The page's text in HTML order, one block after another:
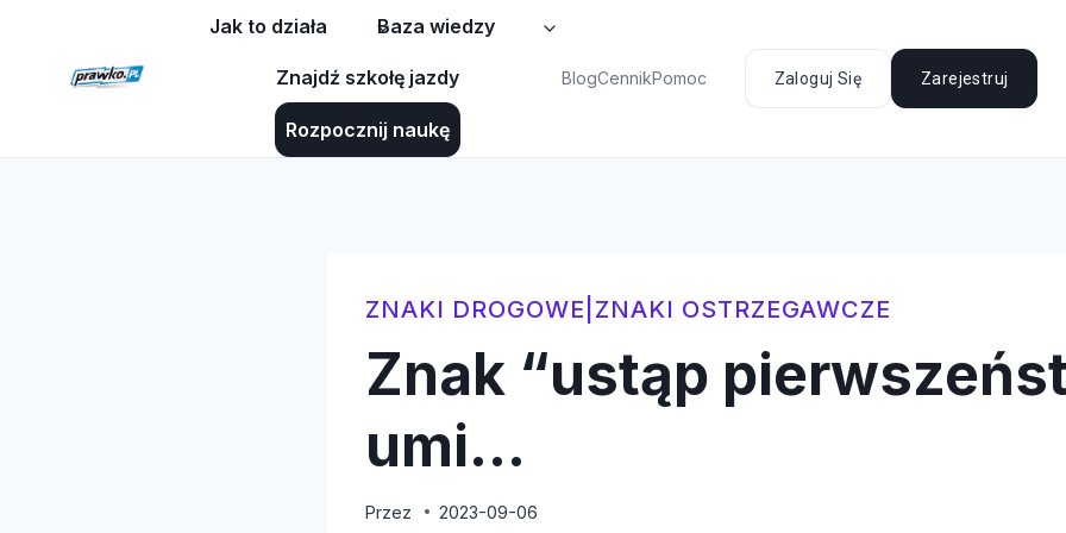
Jak to działa Baza wiedzy
Znajdź szkołę jazdy
Rozpocznij naukę
BlogCennikPomoc Zaloguj Się Zarejestruj
ZNAKI DROGOWE ZNAKI OSTRZEGAWCZE
Znak “ustąp
umi…
Przez 2023-09-06